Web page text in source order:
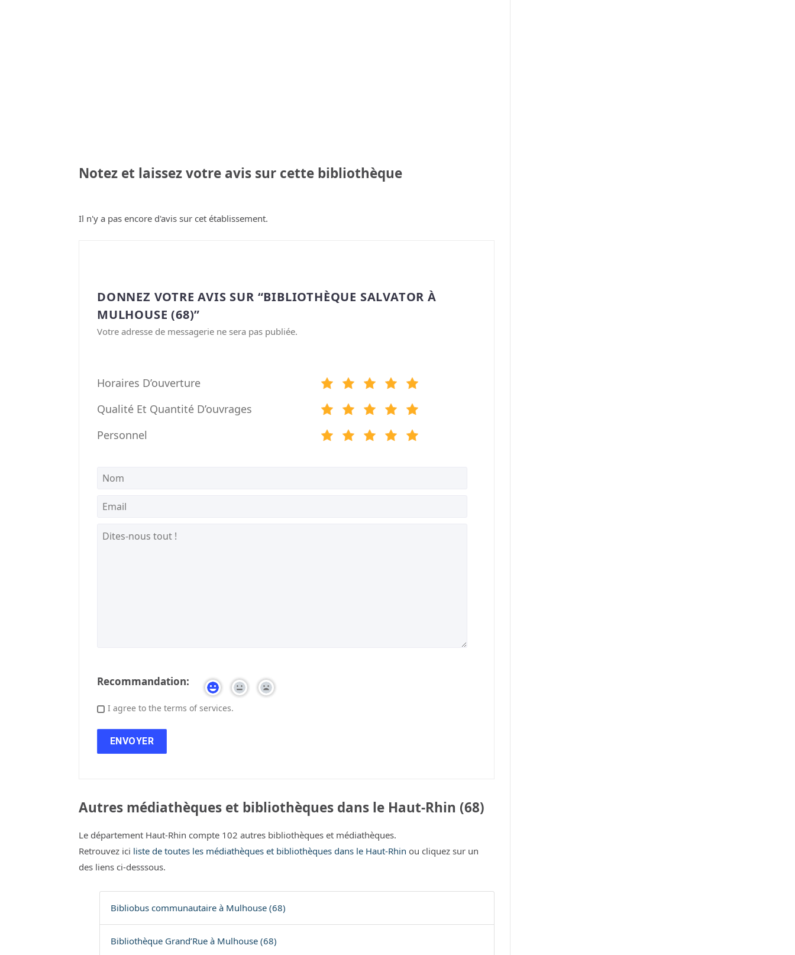
Notez et laissez votre avis sur cette bibliothèque
Il n'y a pas encore d'avis sur cet établissement.
DONNEZ VOTRE AVIS SUR “BIBLIOTHÈQUE SALVATOR À
MULHOUSE (68)”
Votre adresse de messagerie ne sera pas publiée.
Horaires D’ouverture
Qualité Et Quantité D’ouvrages
Personnel
Recommandation:
I agree to the terms of services.
Autres médiathèques et bibliothèques dans le Haut-Rhin (68)
Le département Haut-Rhin compte 102 autres bibliothèques et médiathèques.
Retrouvez ici liste de toutes les médiathèques et bibliothèques dans le Haut-Rhin ou cliquez sur un
des liens ci-desssous.
Bibliobus communautaire à Mulhouse (68)
Bibliothèque Grand’Rue à Mulhouse (68)